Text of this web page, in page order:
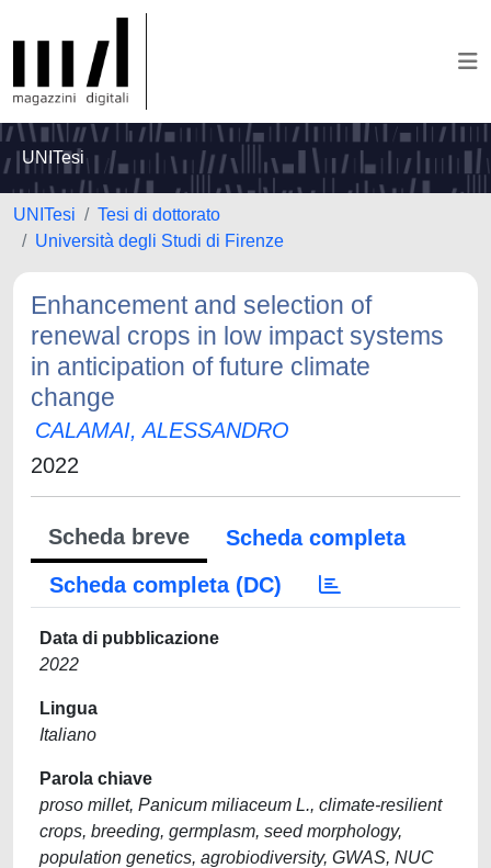
UNITesi
UNITesi
Tesi di dottorato
Università degli Studi di Firenze
Enhancement and selection of
renewal crops in low impact systems
in anticipation of future climate
change
CALAMAI, ALESSANDRO
2022
Scheda breve
Scheda completa
Scheda completa (DC)
Data di pubblicazione
2022
Lingua
Italiano
Parola chiave
proso millet, Panicum miliaceum L., climate-resilient
crops, breeding, germplasm, seed morphology,
population genetics, agrobiodiversity, GWAS, NUC